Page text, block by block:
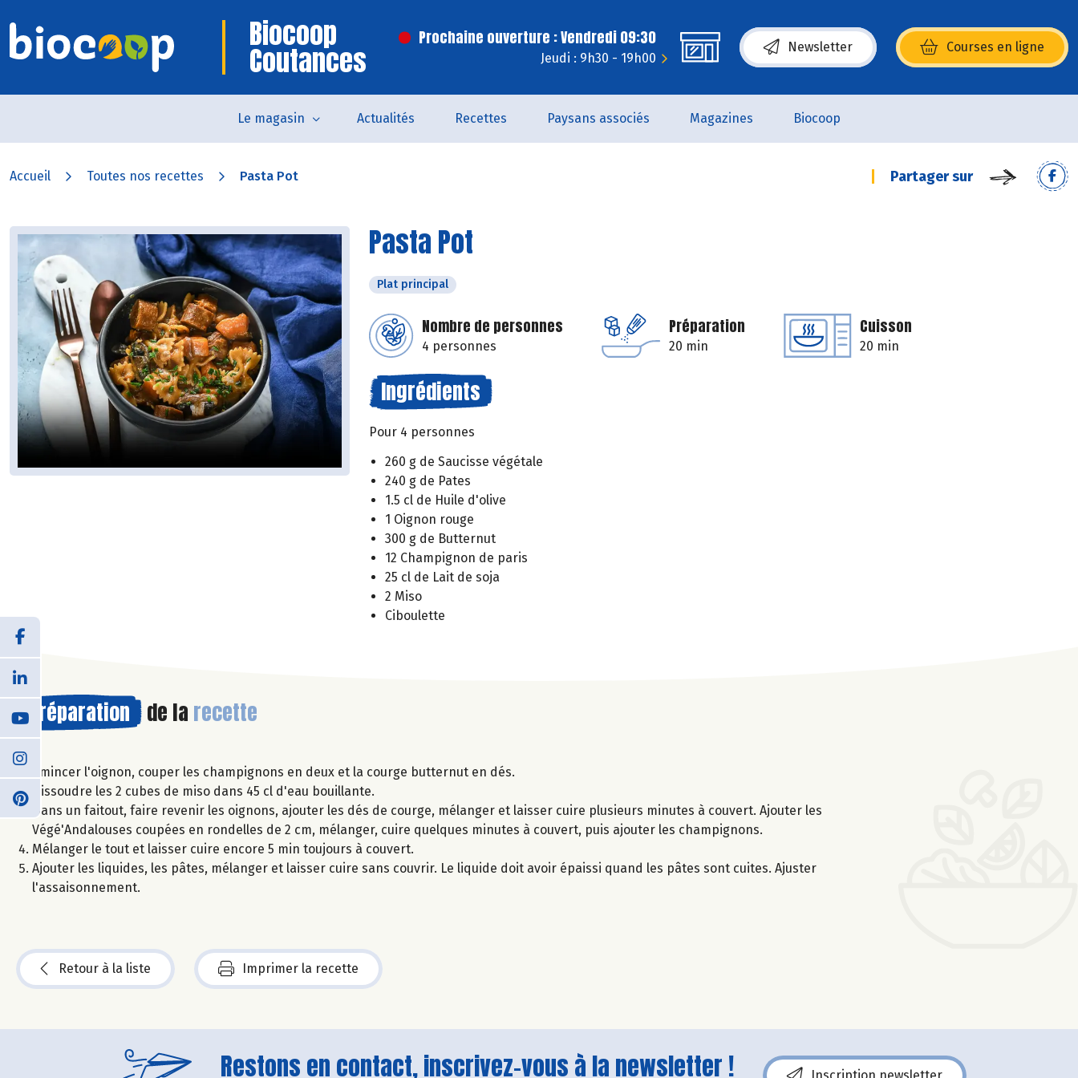
Biocoop
Coutances
Prochaine ouverture : Vendredi 09:30
Jeudi : 9h30 - 19h00
Newsletter Courses en ligne
(s’ouvre dans une nouvelle fenêtre)
Le magasin Actualités Recettes Paysans associés Magazines Biocoop
Accueil Toutes nos recettes Pasta Pot Partager sur
Pasta Pot
Plat principal
Nombre de personnes
4 personnes
Préparation
20 min
Cuisson
20 min
Ingrédients
Pour 4 personnes
260 g de Saucisse végétale
240 g de Pates
1.5 cl de Huile d'olive
1 Oignon rouge
300 g de Butternut
12 Champignon de paris
25 cl de Lait de soja
2 Miso
Ciboulette
Préparation de la recette
Émincer l'oignon, couper les champignons en deux et la courge butternut en dés.
Dissoudre les 2 cubes de miso dans 45 cl d'eau bouillante.
Dans un faitout, faire revenir les oignons, ajouter les dés de courge, mélanger et laisser cuire plusieurs minutes à couvert. Ajouter les
Végé'Andalouses coupées en rondelles de 2 cm, mélanger, cuire quelques minutes à couvert, puis ajouter les champignons.
Mélanger le tout et laisser cuire encore 5 min toujours à couvert.
Ajouter les liquides, les pâtes, mélanger et laisser cuire sans couvrir. Le liquide doit avoir épaissi quand les pâtes sont cuites. Ajuster
l'assaisonnement.
Retour à la liste Imprimer la recette
Restons en contact, inscrivez-vous à la newsletter !